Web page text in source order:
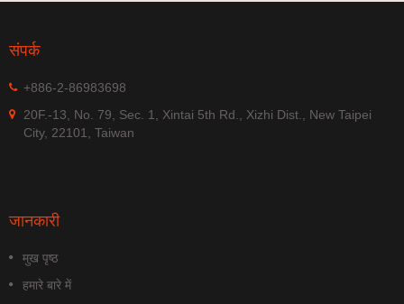
संपर्क
+886-2-86983698
20F.-13, No. 79, Sec. 1, Xintai 5th Rd., Xizhi Dist., New Taipei
City, 22101, Taiwan
जानकारी
मुख पृष्ठ
हमारे बारे में